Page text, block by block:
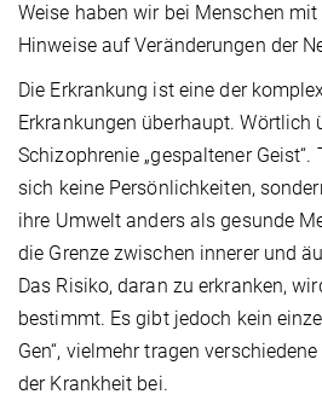
Weise haben wir bei Menschen
Hinweise auf Veränderungen der
Die Erkrankung ist eine der
Erkrankungen überhaupt. Wörtlich
Schizophrenie „gespaltener
sich keine Persönlichkeiten,
ihre Umwelt anders als gesunde
die Grenze zwischen innerer und
Das Risiko, daran zu erkranken,
bestimmt. Es gibt jedoch kein
Gen“, vielmehr tragen
der Krankheit bei.